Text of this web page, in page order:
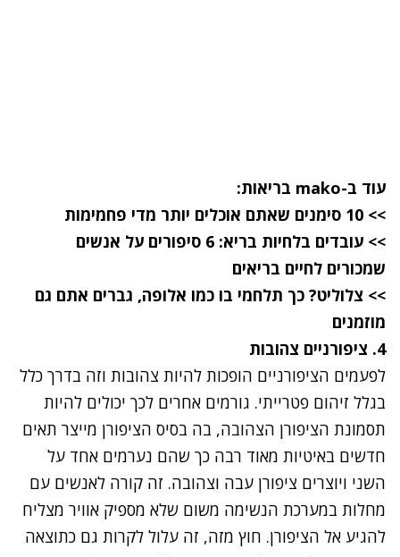
עוד ב-mako בריאות
:
>> 10 סימנים שאתם אוכלים יותר מדי פחמימות
>> עובדים בלחיות בריא: 6 סיפורים על אנשים
שמכורים לחיים בריאים
>> צלוליט? כך תלחמי בו כמו אלופה, גברים אתם גם
מוזמנים
4. ציפורניים צהובות
לפעמים הציפורניים הופכות להיות צהובות וזה בדרך כלל
בגלל זיהום פטרייתי. גורמים אחרים לכך יכולים להיות
תסמונת הציפורן הצהובה, בה בסיס הציפורן מייצר תאים
חדשים באיטיות מאוד רבה כך שהם נערמים אחד על
השני ויוצרים ציפורן עבה וצהובה. זה קורה לאנשים עם
מחלות במערכת הנשימה משום שלא מספיק אוויר מצליח
להגיע אל הציפורן. חוץ מזה, זה עלול לקרות גם כתוצאה